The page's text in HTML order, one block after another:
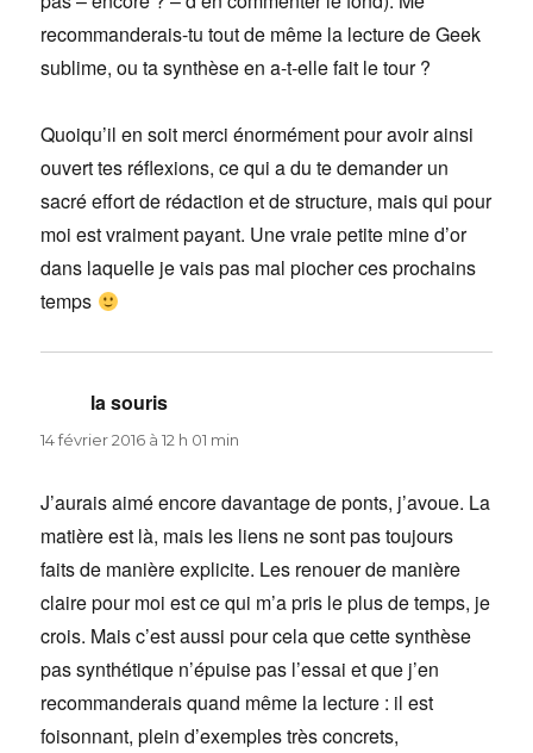
recommanderais-tu tout de même la lecture de Geek
sublime, ou ta synthèse en a-t-elle fait le tour ?
Quoiqu’il en soit merci énormément pour avoir ainsi
ouvert tes réflexions, ce qui a du te demander un
sacré effort de rédaction et de structure, mais qui pour
moi est vraiment payant. Une vraie petite mine d’or
dans laquelle je vais pas mal piocher ces prochains
temps
la souris
14 février 2016 à 12 h 01 min
J’aurais aimé encore davantage de ponts, j’avoue. La
matière est là, mais les liens ne sont pas toujours
faits de manière explicite. Les renouer de manière
claire pour moi est ce qui m’a pris le plus de temps, je
crois. Mais c’est aussi pour cela que cette synthèse
pas synthétique n’épuise pas l’essai et que j’en
recommanderais quand même la lecture : il est
foisonnant, plein d’exemples très concrets,